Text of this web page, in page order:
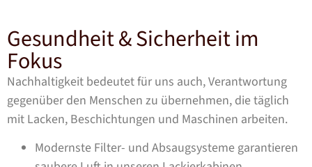
Gesundheit & Sicherheit im
Fokus
Nachhaltigkeit bedeutet für uns auch, Verantwortung
gegenüber den Menschen zu übernehmen, die täglich
mit Lacken, Beschichtungen und Maschinen arbeiten.
Modernste Filter- und Absaugsysteme garantieren